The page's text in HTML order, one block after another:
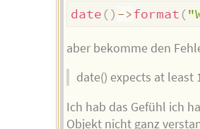
date () ->format (
aber bekomme den
date() expects at least
Ich hab das Gefühl ich
Objekt nicht ganz